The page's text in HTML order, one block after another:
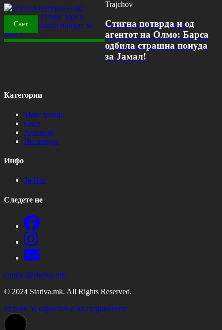
Свет
Trajchov
Стигна потврда и од
агентот на Олмо: Барса
одбила страшна понуда
за Јамал!
Категории
Македонија
Свет
Анализи
Интервјуа
Инфо
За Нас
Следете не
contact@stativa.mk
© 2024 Stativa.mk. All Rights Reserved.
Услови за користење на содржините